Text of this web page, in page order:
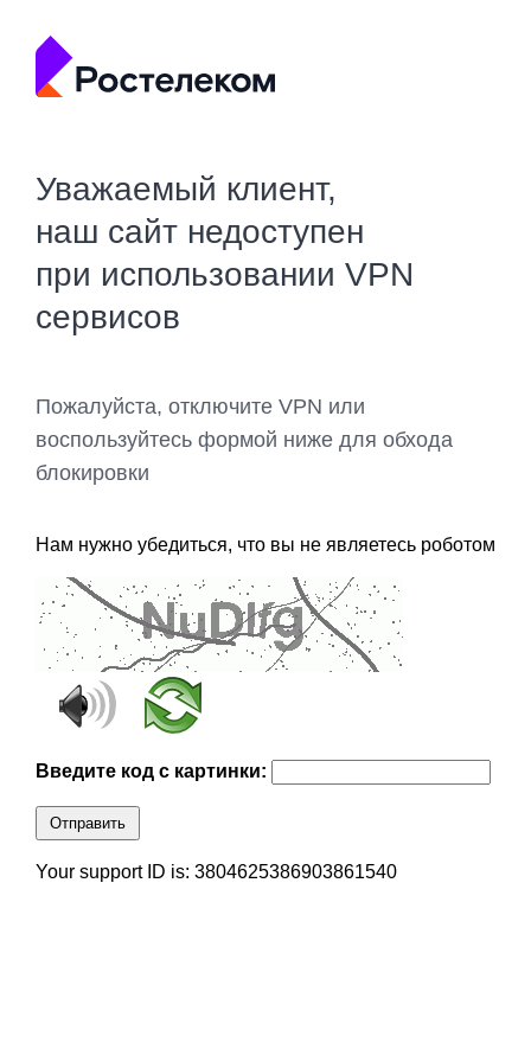
Уважаемый клиент,
наш сайт недоступен
при использовании VPN
сервисов
Пожалуйста, отключите VPN или
воспользуйтесь формой ниже для обхода
блокировки
Нам нужно убедиться, что вы не являетесь роботом
Введите код с картинки:
Отправить
Your support ID is: 3804625386903861540